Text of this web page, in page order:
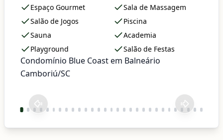
Espaço Gourmet
Sala de Massagem
Salão de Jogos
Piscina
Sauna
Academia
Playground
Salão de Festas
Condomínio Blue Coast em Balneário
Camboriú/SC